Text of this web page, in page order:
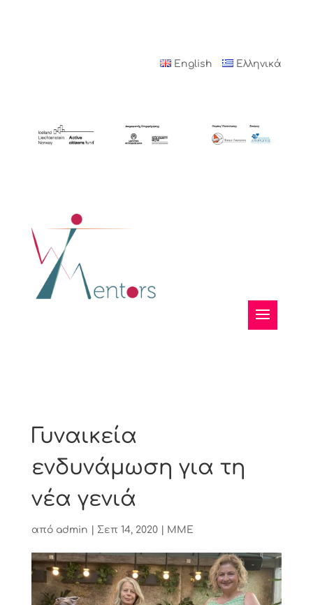
English Ελληνικά
Γυναικεία
ενδυνάμωση για τη
νέα γενιά
από admin Σεπ 14, 2020| ΜΜΕ